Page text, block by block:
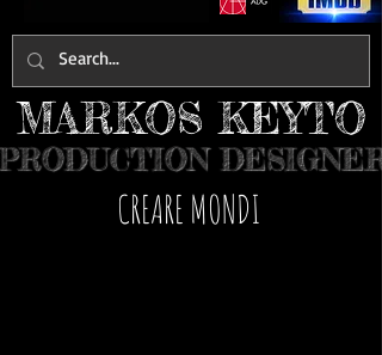
MARKOS KEYTO
DESIGNER
​CREARE MONDI